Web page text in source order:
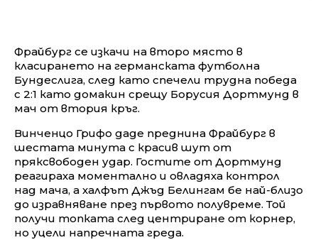
Фрайбург се изкачи на второ място в
класирането на германската футболна
Бундеслига, след като спечели трудна победа
с 2:1 като домакин срещу Борусия Дортмунд в
мач от втория кръг.
Винченцо Грифо даде преднина Фрайбург в
шестата минута с красив шут от
пряксвободен удар. Гостите от Дортмунд
реагираха моментално и овладяха контрол
над мача, а халфът Джъд Белингам бе най-близо
до изравняване през първото полувреме. Той
получи топката след центриране от корнер,
но уцели напречната греда.